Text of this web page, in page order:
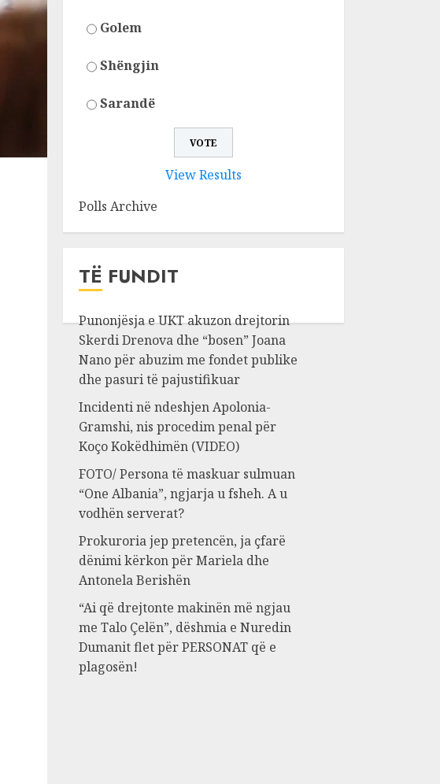
Golem
Shëngjin
Sarandë
View Results
Polls Archive
TË FUNDIT
Punonjësja e UKT akuzon drejtorin
Skerdi Drenova dhe “bosen” Joana
Nano për abuzim me fondet publike
dhe pasuri të pajustifikuar
Incidenti në ndeshjen Apolonia-
Gramshi, nis procedim penal për
Koço Kokëdhimën (VIDEO)
FOTO/ Persona të maskuar sulmuan
“One Albania”, ngjarja u fsheh. A u
vodhën serverat?
Prokuroria jep pretencën, ja çfarë
dënimi kërkon për Mariela dhe
Antonela Berishën
“Ai që drejtonte makinën më ngjau
me Talo Çelën”, dëshmia e Nuredin
Dumanit flet për PERSONAT që e
plagosën!